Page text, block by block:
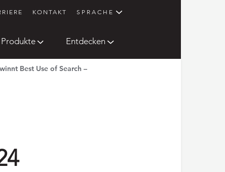
KONTAKT SPRACHE
Produkte Entdecken
Best Use of Search –